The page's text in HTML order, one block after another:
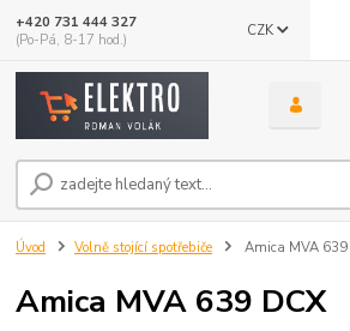
CZK
+420 731 444 327
(Po-Pá, 8-17 hod.)
Úvod Volně stojící spotřebiče Amica MVA 639
Amica MVA 639 DCX